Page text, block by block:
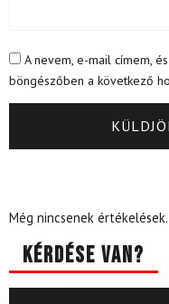
A nevem, e-mail címem,
böngészőben a következő
Még nincsenek értékelések.
Kérdése van?